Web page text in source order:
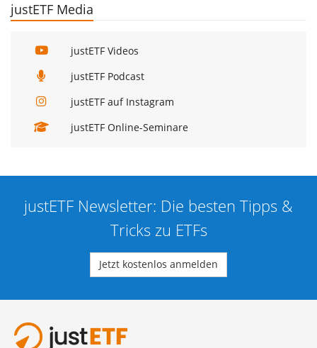
justETF Media
justETF Videos
justETF Podcast
justETF auf Instagram
justETF Online-Seminare
justETF Newsletter: Die besten Tipps &
Tricks zu ETFs
Jetzt kostenlos anmelden